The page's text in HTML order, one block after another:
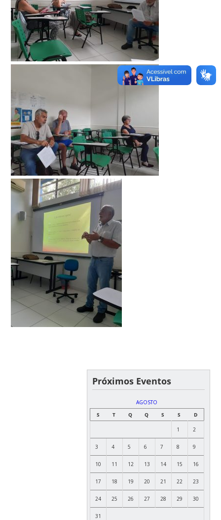
Próximos Eventos
AGOSTO
S
T Q Q S S D
1 2
3 4 5 6 7 8 9
10 11 12 13 14 15 16
17 18 19 20 21 22 23
24 25 26 27 28 29 30
31